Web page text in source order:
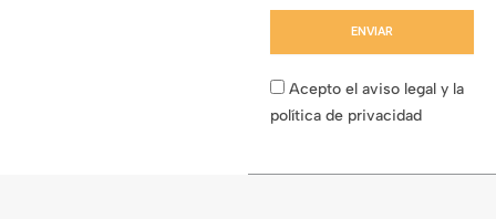
Acepto el aviso legal y la
política de privacidad
ENVIAR